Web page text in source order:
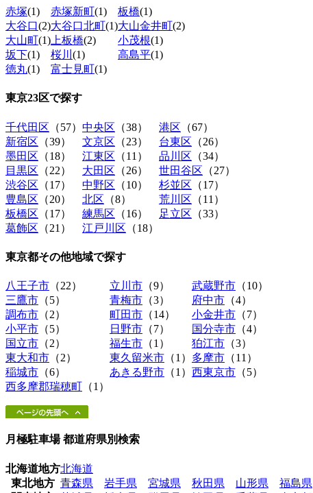
赤塚(1) 赤塚新町(1) 板橋(1)
大谷口(2)大谷口北町(1)大山金井町(2)
大山町(1) 上板橋(2) 小茂根(1)
坂下(1) 桜川 (1) 高島平(1)
徳丸(1) 富士見町(1)
東京23区で探す
千代田区 （57） 中央区 （38） 港区 （67）
新宿区 （39） 文京区 （23） 台東区 （26）
墨田区 （18） 江東区 （11） 品川区 （34）
目黒区 （22） 大田区 （26） 世田谷区 （27）
渋谷区 （17） 中野区 （10） 杉並区 （17）
豊島区 （20） 北区 （8） 荒川区 （11）
板橋区 （17） 練馬区 （16） 足立区 （33）
葛飾区 （21） 江戸川区 （18）
東京都その他地域で探す
八王子市 （22） 立川市 （9） 武蔵野市 （10）
三鷹市 （5） 青梅市 （3） 府中市 （4）
調布市 （2） 町田市 （14） 小金井市 （7）
小平市 （5） 日野市 （7） 国分寺市 （4）
国立市 （2） 福生市 （1） 狛江市 （3）
東大和市 （2） 東久留米市 （1） 多摩市 （11）
稲城市 （6） あきる野市 （1） 西東京市 （5）
西多摩郡瑞穂町 （1）
月極駐車場 都道府県別検索
北海道地方北海道
東北地方 青森県 岩手県 宮城県 秋田県 山形県
福島県